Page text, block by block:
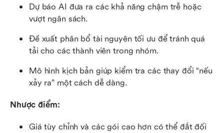
Dự báo AI đưa ra các khả năng chậm trễ hoặc
vượt ngân sách.
Đề xuất phân bổ tài nguyên tối ưu để tránh quá
tải cho các thành viên trong nhóm.
Mô hình kịch bản giúp kiểm tra các thay đổi “nếu
xảy ra” một cách dễ dàng.
Nhược điểm:
Giá tùy chỉnh và các gói cao hơn có thể đắt đối